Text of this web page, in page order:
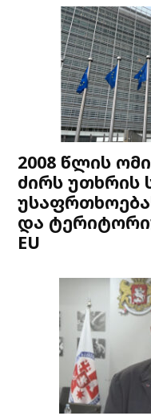
2008 წლის
ძირს უთხრის
და
EU